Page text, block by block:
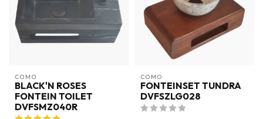
COMO
BLACK'N ROSES
FONTEIN TOILET
DVFSMZ040R
COMO
FONTEINSET TUNDRA
DVFSZLG028